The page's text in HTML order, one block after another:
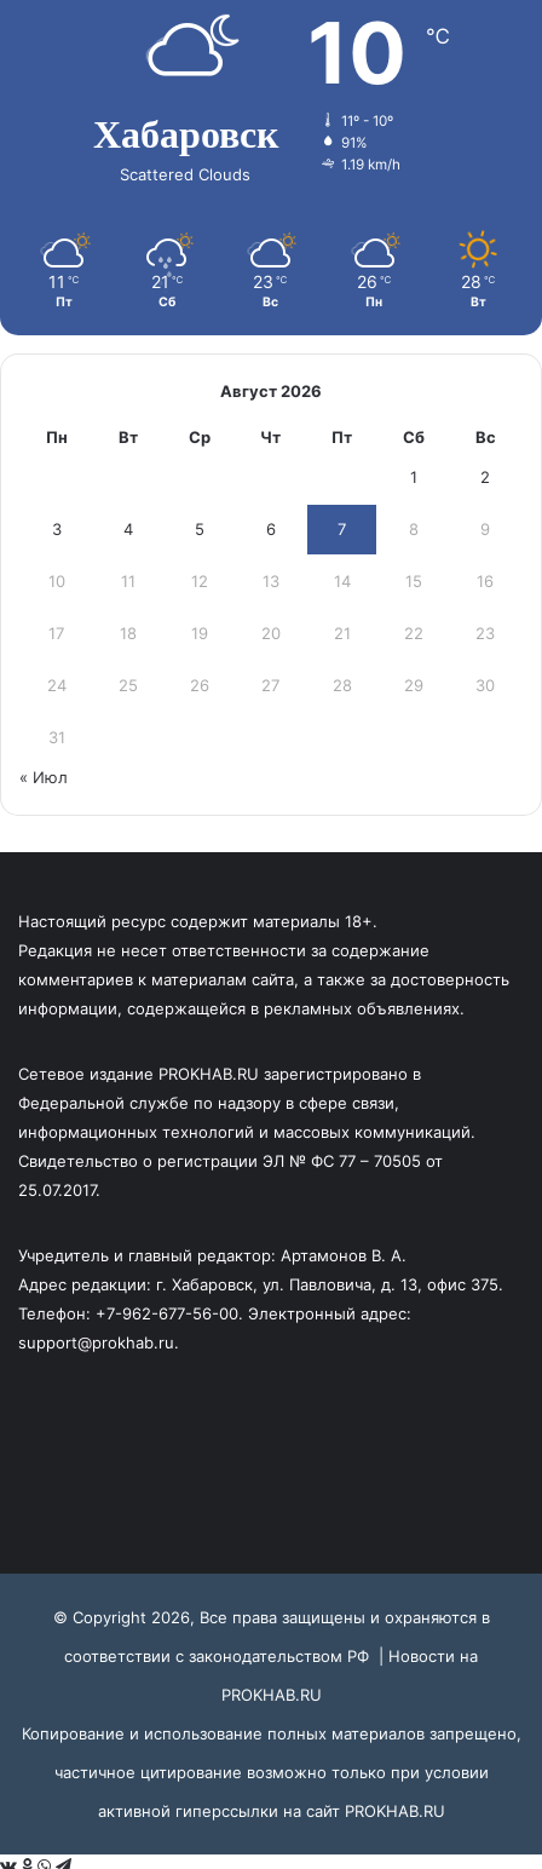
Хабаровск
Scattered Clouds
10 ℃
11º - 10º
91%
1.19 km/h
11 ℃
Пт
21 ℃
Сб
23 ℃
Вс
26 ℃
Пн
28 ℃
Вт
Август 2026
Пн Вт Ср Чт Пт Сб Вс
1 2
3 4 5 6 7 8 9
10 11 12 13 14 15 16
17 18 19 20 21 22 23
24 25 26 27 28 29 30
31
« Июл
Настоящий ресурс содержит материалы 18+.
Редакция не несет ответственности за содержание
комментариев к материалам сайта, а также за достоверность
информации, содержащейся в рекламных объявлениях.
Сетевое издание PROKHAB.RU зарегистрировано в
Федеральной службе по надзору в сфере связи,
информационных технологий и массовых коммуникаций.
Свидетельство о регистрации ЭЛ № ФС 77 – 70505 от
25.07.2017.
Учредитель и главный редактор: Артамонов В. А.
Адрес редакции: г. Хабаровск, ул. Павловича, д. 13, офис 375.
Телефон: +7-962-677-56-00. Электронный адрес:
support@prokhab.ru.
© Copyright 2026, Все права защищены и охраняются в
соответствии с законодательством РФ | Новости на
PROKHAB.RU
Копирование и использование полных материалов запрещено,
частичное цитирование возможно только при условии
активной гиперссылки на сайт PROKHAB.RU